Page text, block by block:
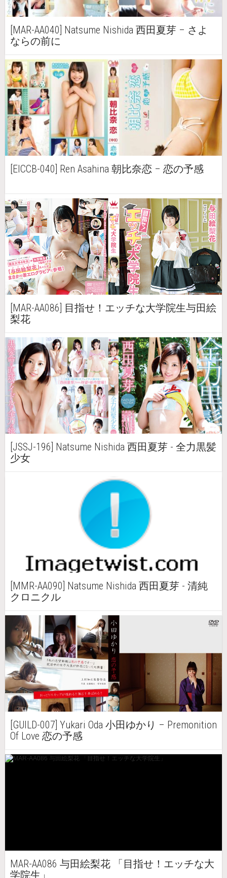
[MAR-AA040] Natsume Nishida 西田夏芽 – さよ
ならの前に
[EICCB-040] Ren Asahina 朝比奈恋 – 恋の予感
[MAR-AA086] 目指せ！エッチな大学院生与田絵
梨花
[JSSJ-196] Natsume Nishida 西田夏芽 - 全力黒髪
少女
[MMR-AA090] Natsume Nishida 西田夏芽 - 清純
クロニクル
[GUILD-007] Yukari Oda 小田ゆかり – Premonition
Of Love 恋の予感
MAR-AA086 与田絵梨花 「目指せ！エッチな大
学院生」